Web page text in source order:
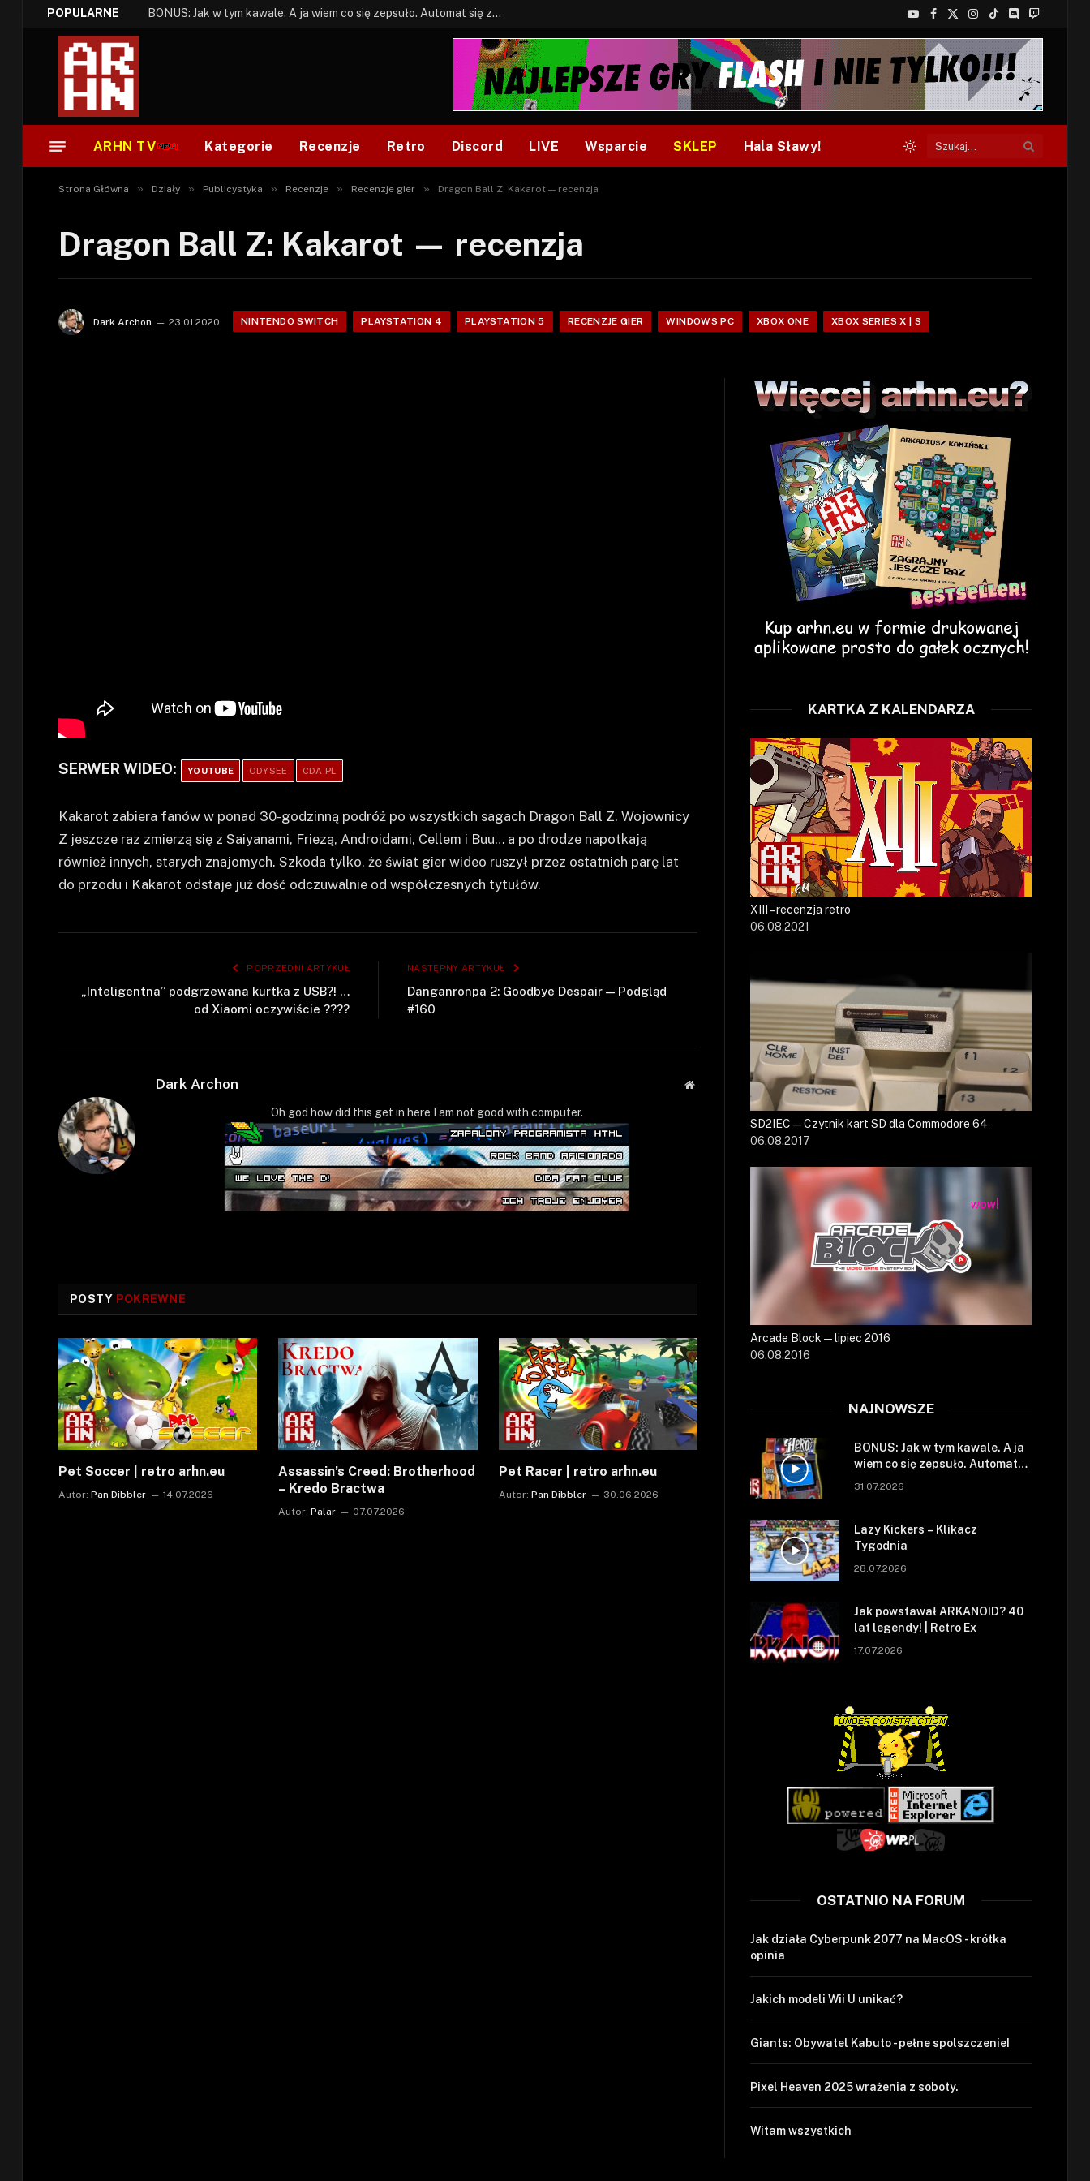
POPULARNE BONUS: Jak w tym kawale. A ja wiem co się zepsuło. Automat się zepsuł.
YouTube
Facebook
X
(Twitter)
Instagram
TikTokDiscordTwitch
ARHN TV Kategorie Recenzje Retro Discord LIVE Wsparcie SKLEP Hala Sławy!
Strona Główna » Działy » Publicystyka » Recenzje » Recenzje gier » Dragon Ball Z: Kakarot — recenzja
Dragon Ball Z: Kakarot — recenzja
Dark Archon 23.01.2020 NINTENDO SWITCH PLAYSTATION 4 PLAYSTATION 5 RECENZJE GIER WINDOWS PC XBOX ONE XBOX SERIES X | S
SERWER WIDEO: YOUTUBE ODYSEE CDA.PL
Kakarot zabiera fanów w ponad 30-godzinną podróż po wszystkich sagach Dragon Ball Z. Wojownicy
Z jeszcze raz zmierzą się z Saiyanami, Friezą, Androidami, Cellem i Buu… a po drodze napotkają
również innych, starych znajomych. Szkoda tylko, że świat gier wideo ruszył przez ostatnich parę lat
do przodu i Kakarot odstaje już dość odczuwalnie od współczesnych tytułów.
POPRZEDNI ARTYKUŁ
„Inteligentna” podgrzewana kurtka z USB?! …
od Xiaomi oczywiście ????
NASTĘPNY ARTYKUŁ
Danganronpa 2: Goodbye Despair — Podgląd
#160
Dark Archon
Strona
Oh god how did this get in here I am not good with computer.
POSTY POKREWNE
Pet Soccer | retro arhn.eu
Autor: Pan Dibbler 14.07.2026
Assassin’s Creed: Brotherhood
– Kredo Bractwa
Autor: Palar 07.07.2026
Pet Racer | retro arhn.eu
Autor: Pan Dibbler 30.06.2026
KARTKA Z KALENDARZA
XIII – recenzja retro
06.08.2021
SD2IEC — Czytnik kart SD dla Commodore 64
06.08.2017
Arcade Block — lipiec 2016
06.08.2016
NAJNOWSZE
BONUS: Jak w tym kawale. A ja
wiem co się zepsuło. Automat
się zepsuł.
31.07.2026
Lazy Kickers – Klikacz
Tygodnia
28.07.2026
Jak powstawał ARKANOID? 40
lat legendy! | Retro Ex
17.07.2026
OSTATNIO NA FORUM
Jak działa Cyberpunk 2077 na MacOS - krótka
opinia
Jakich modeli Wii U unikać?
Giants: Obywatel Kabuto - pełne spolszczenie!
Pixel Heaven 2025 wrażenia z soboty.
Witam wszystkich